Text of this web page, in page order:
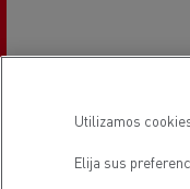
Utilizamos
Elija sus